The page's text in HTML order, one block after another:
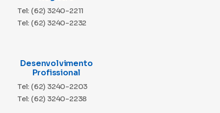
Tel: (62) 3240-2211
Tel: (62) 3240-2232
Desenvolvimento
Profissional
Tel: (62) 3240-2203
Tel: (62) 3240-2238